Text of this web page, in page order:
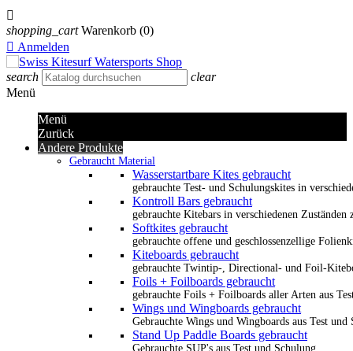

shopping_cart Warenkorb (0)
 Anmelden
search
clear
Menü
Menü
Zurück
Andere Produkte
Gebraucht Material
Wasserstartbare Kites gebraucht
gebrauchte Test- und Schulungskites in
Kontroll Bars gebraucht
gebrauchte Kitebars in verschiedenen Zuständen
Softkites gebraucht
gebrauchte offene und geschlossenzellige
Kiteboards gebraucht
gebrauchte Twintip-, Directional- und Foil-
Foils + Foilboards gebraucht
gebrauchte Foils + Foilboards aller Arten aus
Wings und Wingboards gebraucht
Gebrauchte Wings und Wingboards aus Test und
Stand Up Paddle Boards gebraucht
Gebrauchte SUP's aus Test und Schulung